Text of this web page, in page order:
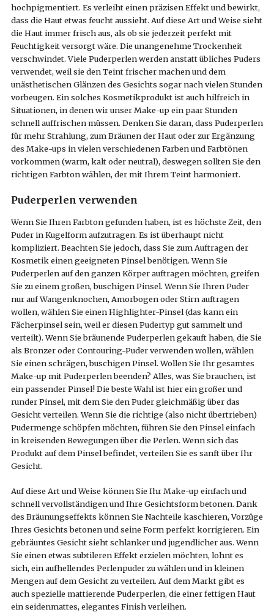
hochpigmentiert. Es verleiht einen präzisen Effekt und bewirkt,
dass die Haut etwas feucht aussieht. Auf diese Art und Weise sieht
die Haut immer frisch aus, als ob sie jederzeit perfekt mit
Feuchtigkeit versorgt wäre. Die unangenehme Trockenheit
verschwindet. Viele Puderperlen werden anstatt übliches Puders
verwendet, weil sie den Teint frischer machen und dem
unästhetischen Glänzen des Gesichts sogar nach vielen Stunden
vorbeugen. Ein solches Kosmetikprodukt ist auch hilfreich in
Situationen, in denen wir unser Make-up ein paar Stunden
schnell auffrischen müssen. Denken Sie daran, dass Puderperlen
für mehr Strahlung, zum Bräunen der Haut oder zur Ergänzung
des Make-ups in vielen verschiedenen Farben und Farbtönen
vorkommen (warm, kalt oder neutral), deswegen sollten Sie den
richtigen Farbton wählen, der mit Ihrem Teint harmoniert.
Puderperlen verwenden
Wenn Sie Ihren Farbton gefunden haben, ist es höchste Zeit, den
Puder in Kugelform aufzutragen. Es ist überhaupt nicht
kompliziert. Beachten Sie jedoch, dass Sie zum Auftragen der
Kosmetik einen geeigneten Pinsel benötigen. Wenn Sie
Puderperlen auf den ganzen Körper auftragen möchten, greifen
Sie zu einem großen, buschigen Pinsel. Wenn Sie Ihren Puder
nur auf Wangenknochen, Amorbogen oder Stirn auftragen
wollen, wählen Sie einen Highlighter-Pinsel (das kann ein
Fächerpinsel sein, weil er diesen Pudertyp gut sammelt und
verteilt). Wenn Sie bräunende Puderperlen gekauft haben, die Sie
als Bronzer oder Contouring-Puder verwenden wollen, wählen
Sie einen schrägen, buschigen Pinsel. Wollen Sie Ihr gesamtes
Make-up mit Puderperlen beenden? Alles, was Sie brauchen, ist
ein passender Pinsel! Die beste Wahl ist hier ein großer und
runder Pinsel, mit dem Sie den Puder gleichmäßig über das
Gesicht verteilen. Wenn Sie die richtige (also nicht übertrieben)
Pudermenge schöpfen möchten, führen Sie den Pinsel einfach
in kreisenden Bewegungen über die Perlen. Wenn sich das
Produkt auf dem Pinsel befindet, verteilen Sie es sanft über Ihr
Gesicht.
Auf diese Art und Weise können Sie Ihr Make-up einfach und
schnell vervollständigen und Ihre Gesichtsform betonen. Dank
des Bräunungseffekts können Sie Nachteile kaschieren, Vorzüge
Ihres Gesichts betonen und seine Form perfekt korrigieren. Ein
gebräuntes Gesicht sieht schlanker und jugendlicher aus. Wenn
Sie einen etwas subtileren Effekt erzielen möchten, lohnt es
sich, ein aufhellendes Perlenpuder zu wählen und in kleinen
Mengen auf dem Gesicht zu verteilen. Auf dem Markt gibt es
auch spezielle mattierende Puderperlen, die einer fettigen Haut
ein seidenmattes, elegantes Finish verleihen.